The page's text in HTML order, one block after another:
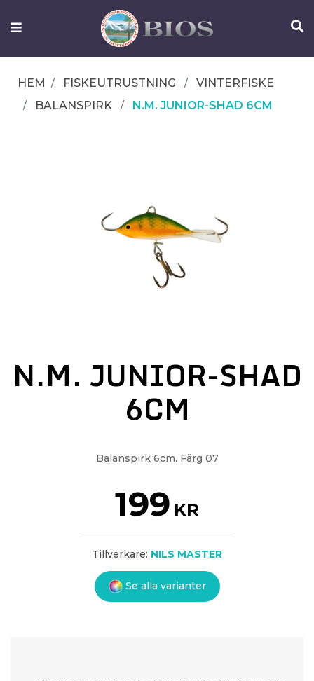
FISKEUTRUSTNING
OM
IFISH
HEM FISKEUTRUSTNING
VINTERFISKE
BALANSPIRK
N.M. JUNIOR-SHAD 6CM
N.M. JUNIOR-SHAD
6CM
Balanspirk 6cm. Färg 07
199 KR
Tillverkare: NILS MASTER
Se alla varianter